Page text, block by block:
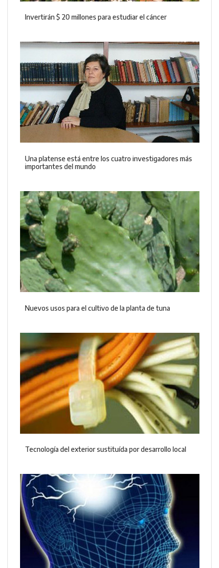
Invertirán $ 20 millones para estudiar el cáncer
Una platense está entre los cuatro investigadores más
importantes del mundo
Nuevos usos para el cultivo de la planta de tuna
Tecnología del exterior sustituída por desarrollo local